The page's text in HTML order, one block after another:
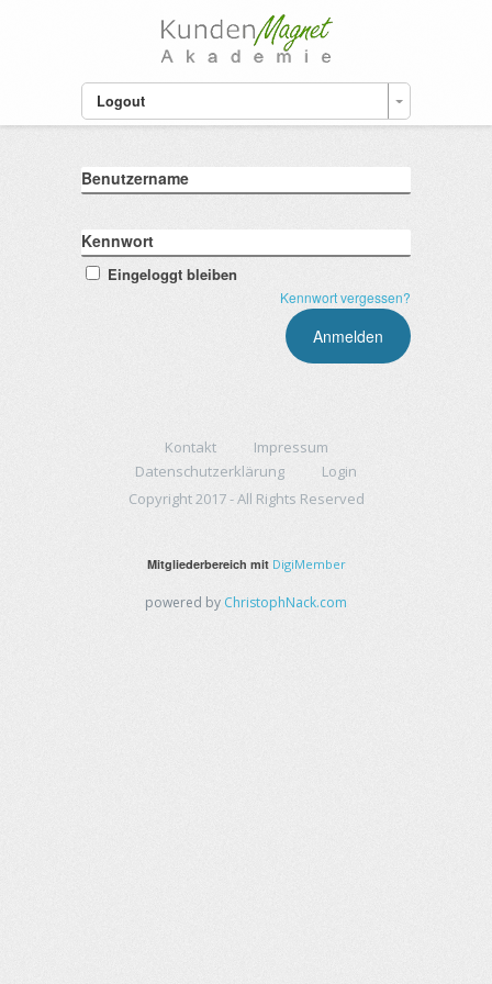
Logout
Benutzername
Kennwort
Eingeloggt bleiben
Kennwort vergessen?
Kontakt
Impressum
Datenschutzerklärung
Login
Copyright 2017 - All Rights Reserved
Mitgliederbereich mit DigiMember
powered by ChristophNack.com